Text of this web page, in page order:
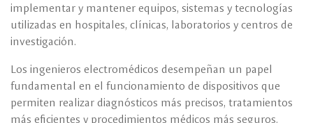
implementar y mantener equipos, sistemas y tecnologías
utilizadas en hospitales, clínicas, laboratorios y centros de
investigación.
Los ingenieros electromédicos desempeñan un papel
fundamental en el funcionamiento de dispositivos que
permiten realizar diagnósticos más precisos, tratamientos
más eficientes y procedimientos médicos más seguros.